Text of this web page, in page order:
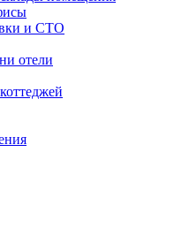
и СТО
отели